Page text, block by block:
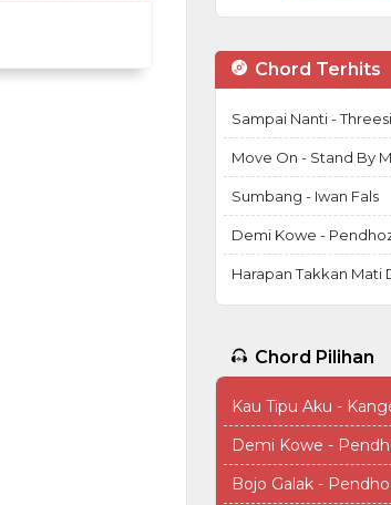
Chord Terhits
Sampai Nanti -
Move On - Stand By
Sumbang - Iwan Fals
Demi Kowe -
Harapan Takkan Mati
Chord Pilihan
Kau Tipu Aku -
Demi Kowe -
Bojo Galak -